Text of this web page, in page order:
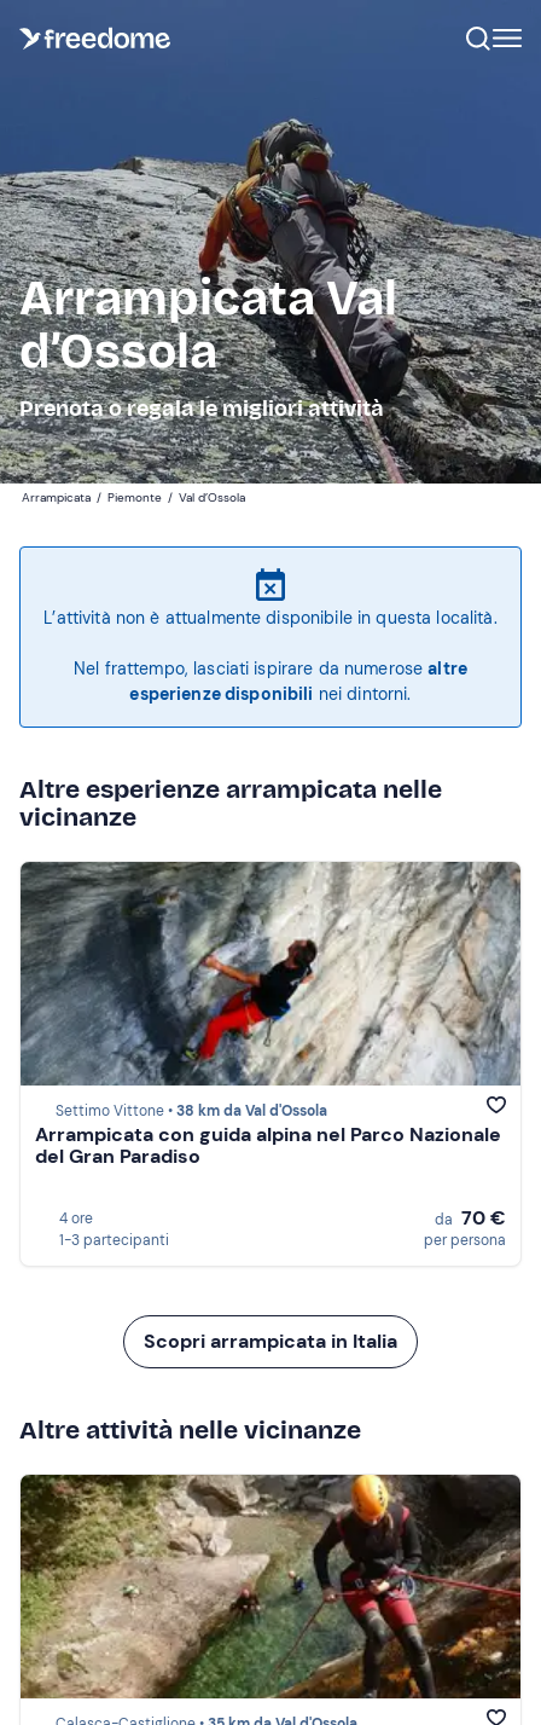
Arrampicata Val
d’Ossola
Prenota o regala le migliori attività
Arrampicata / Piemonte / Val d’Ossola
L’attività non è attualmente disponibile in questa località.
Nel frattempo, lasciati ispirare da numerosealtre
esperienze disponibili nei dintorni.
Altre esperienze arrampicata nelle
vicinanze
Settimo Vittone •38 km da Val d'Ossola
Arrampicata con guida alpina nel Parco Nazionale
del Gran Paradiso
4 ore
1-3 partecipanti
da 70 €
per persona
Scopri arrampicata in Italia
Altre attività nelle vicinanze